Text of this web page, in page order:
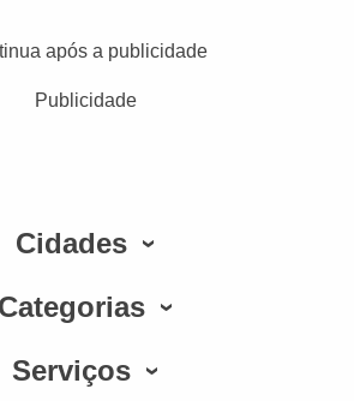
após a publicidade
Publicidade
Cidades
Categorias
Serviços